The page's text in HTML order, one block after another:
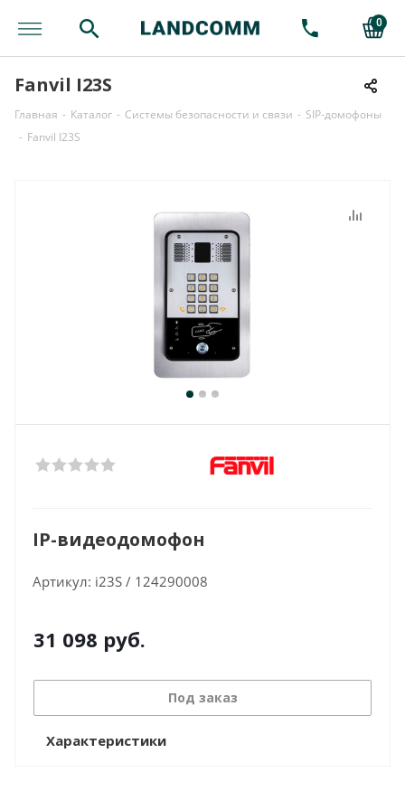
0
Fanvil I23S
Главная - Каталог - Системы безопасности и связи - SIP-домофоны
- Fanvil I23S
IP-видеодомофон
Артикул: i23S / 124290008
31 098 руб.
Под заказ
Характеристики